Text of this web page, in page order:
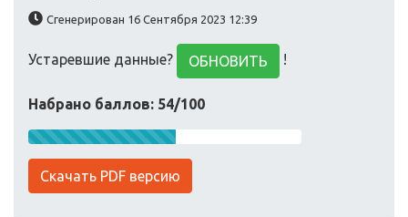
Сгенерирован 16 Сентября 2023 12:39
Устаревшие данные? ОБНОВИТЬ !
Набрано баллов: 54/100
Скачать PDF версию